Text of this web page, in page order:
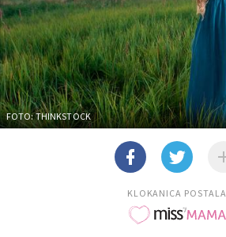
FOTO: THINKSTOCK
KLOKANICA POSTALA